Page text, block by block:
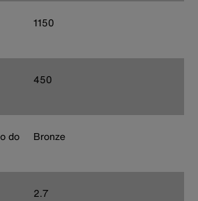
1150
450
do
Bronze
2.7